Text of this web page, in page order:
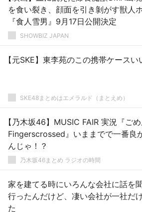
を食い裂き、顔面を引き剝がす獣人
『食人雪男』9月17日公開決定
SHOWBIZ JAPAN
【元SKE】東李苑のこの携帯ケースい
SKE48まとめはエメラルド（まとえめ）
【乃木坂46】MUSIC FAIR 実況『ご
Fingerscrossed』いままでで一番良
んじゃ！？
乃木坂46まとめ ラジオの時間
家を建てる時にいろんな会社に話を
行ったんだけど、凄い会社が一社だ
た